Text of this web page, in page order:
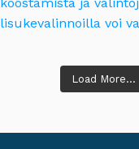
Load More...